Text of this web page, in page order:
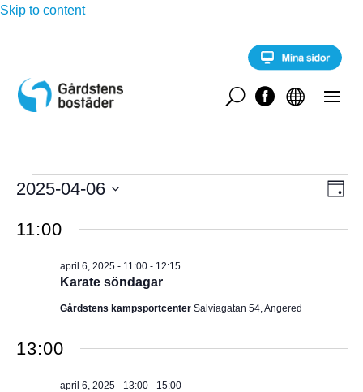
Skip to content


U
Evenemang
april
6,
2025
VE
v
n
n
D
2025-04-06
ä
u
11:00
Karate söndagar
april 6, 2025 - 11:00- 12:15
Gårdstens kampsportcenter Salviagatan 54, Angered
13:00
april 6, 2025 - 13:00- 15:00